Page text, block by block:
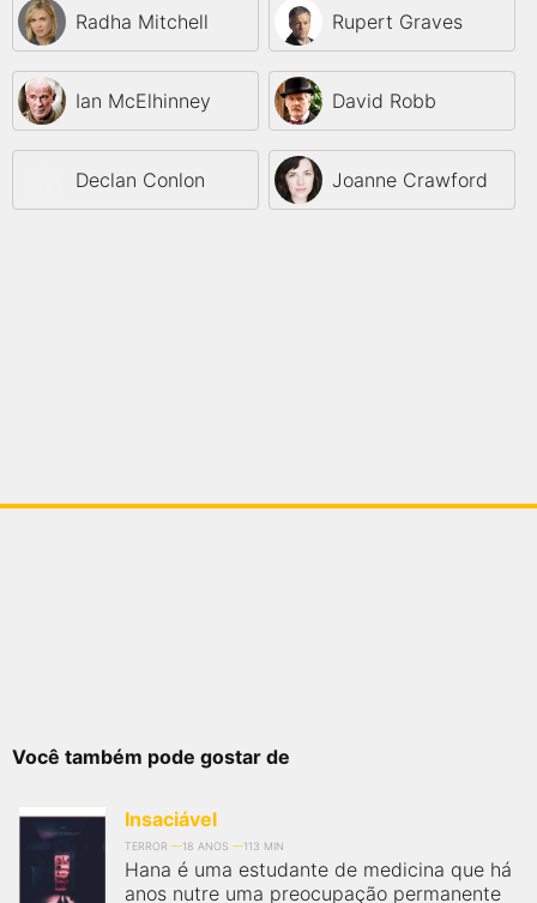
Radha Mitchell Rupert Graves
Ian McElhinney David Robb
Declan Conlon Joanne Crawford
Você também pode gostar de
Insaciável
TERROR 18 ANOS 113 MIN
Hana é uma estudante de medicina que há
anos nutre uma preocupação permanente